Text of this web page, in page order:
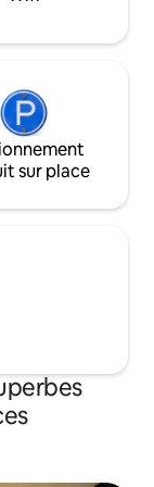
toilettes sèches
sur place